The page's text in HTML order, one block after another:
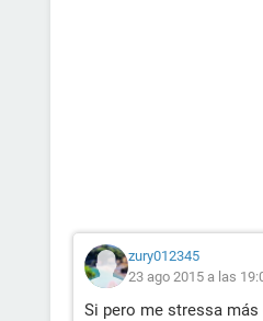
zury012345
23 ago 2015 a las
Si pero me stressa